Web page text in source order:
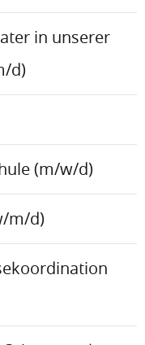
in unserer
d)
(m/w/d)
m/d)